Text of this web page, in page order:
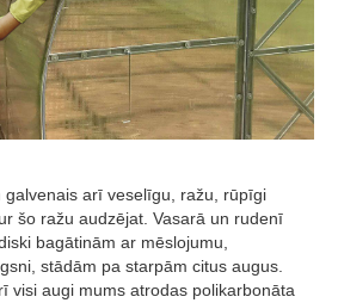
arī veselīgu, ražu, rūpīgi
šo ražu audzējat. Vasarā un rudenī
bagātinām ar mēslojumu,
stādām pa starpām citus augus.
visi augi mums atrodas polikarbonāta